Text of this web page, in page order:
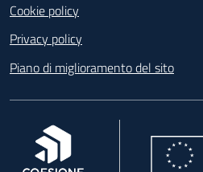
Cookie policy
Privacy policy
Piano di miglioramento del sito
, apre in una nuova scheda